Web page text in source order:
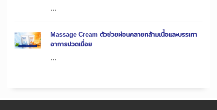
...
Massage Cream ตัวช่วยผ่อนคลายกล้ามเนื้อและบรรเทา
อาการปวดเมื่อย
...